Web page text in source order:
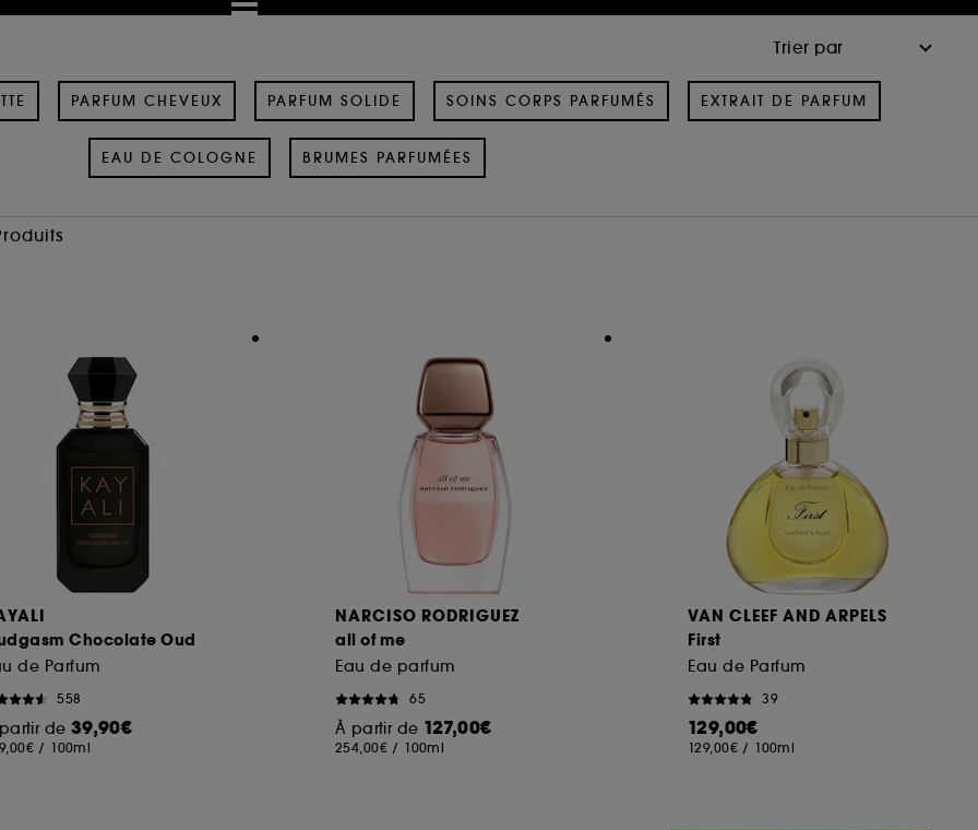
PARFUM CHEVEUX PARFUM SOLIDE SOINS CORPS PARFUMÉS EXTRAIT DE PARFUM
EAU DE COLOGNE BRUMES PARFUMÉES
Chocolate Oud
de Parfum
558
de 39,90€
/ 100ml
NARCISO RODRIGUEZ
all of me
Eau de parfum
65
À partir de 127,00€
254,00€ / 100ml
VAN CLEEF AND ARPELS
First
Eau de Parfum
39
129,00€
129,00€ / 100ml